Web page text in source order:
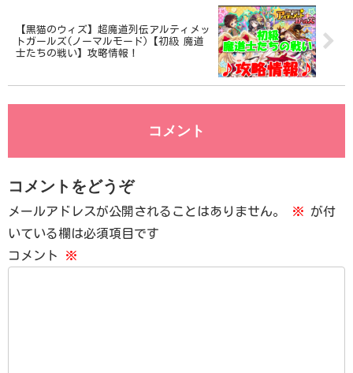
【黒猫のウィズ】超魔道列伝アルティメッ
トガールズ(ノーマルモード)【初級 魔道
士たちの戦い】攻略情報！
コメント
コメントをどうぞ
メールアドレスが公開されることはありません。 ※ が付
いている欄は必須項目です
コメント
※